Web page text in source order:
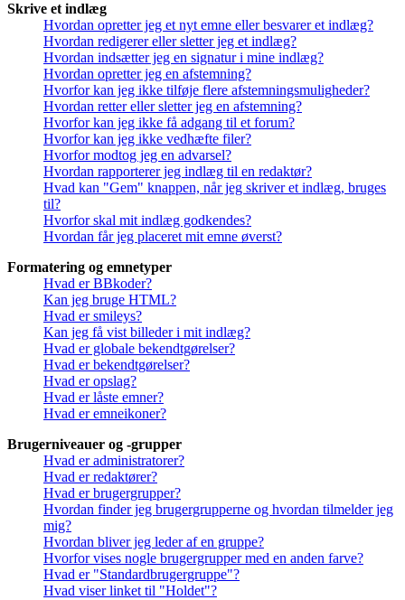
Skrive et indlæg
Hvordan opretter jeg et nyt emne eller besvarer et indlæg?
Hvordan redigerer eller sletter jeg et indlæg?
Hvordan indsætter jeg en signatur i mine indlæg?
Hvordan opretter jeg en afstemning?
Hvorfor kan jeg ikke tilføje flere afstemningsmuligheder?
Hvordan retter eller sletter jeg en afstemning?
Hvorfor kan jeg ikke få adgang til et forum?
Hvorfor kan jeg ikke vedhæfte filer?
Hvorfor modtog jeg en advarsel?
Hvordan rapporterer jeg indlæg til en redaktør?
Hvad kan "Gem" knappen, når jeg skriver et indlæg, bruges
til?
Hvorfor skal mit indlæg godkendes?
Hvordan får jeg placeret mit emne øverst?
Formatering og emnetyper
Hvad er BBkoder?
Kan jeg bruge HTML?
Hvad er smileys?
Kan jeg få vist billeder i mit indlæg?
Hvad er globale bekendtgørelser?
Hvad er bekendtgørelser?
Hvad er opslag?
Hvad er låste emner?
Hvad er emneikoner?
Brugerniveauer og -grupper
Hvad er administratorer?
Hvad er redaktører?
Hvad er brugergrupper?
Hvordan finder jeg brugergrupperne og hvordan tilmelder jeg
mig?
Hvordan bliver jeg leder af en gruppe?
Hvorfor vises nogle brugergrupper med en anden farve?
Hvad er "Standardbrugergruppe"?
Hvad viser linket til "Holdet"?